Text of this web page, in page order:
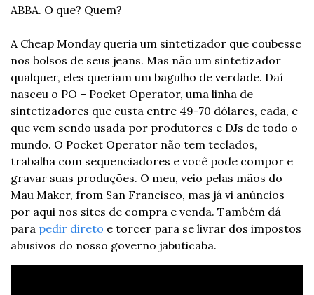
ABBA. O que? Quem?
A Cheap Monday queria um sintetizador que coubesse
nos bolsos de seus jeans. Mas não um sintetizador
qualquer, eles queriam um bagulho de verdade. Daí
nasceu o PO – Pocket Operator, uma linha de
sintetizadores que custa entre 49-70 dólares, cada, e
que vem sendo usada por produtores e DJs de todo o
mundo. O Pocket Operator não tem teclados,
trabalha com sequenciadores e você pode compor e
gravar suas produções. O meu, veio pelas mãos do
Mau Maker, from San Francisco, mas já vi anúncios
por aqui nos sites de compra e venda. Também dá
para pedir direto e torcer para se livrar dos impostos
abusivos do nosso governo jabuticaba.